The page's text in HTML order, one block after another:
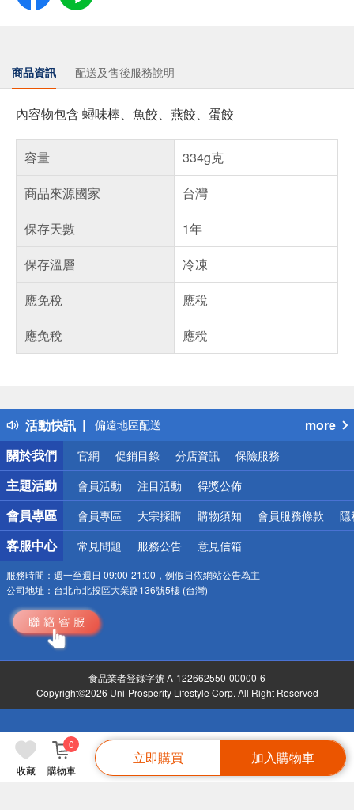
收藏 購物車
0
立即購買 加入購物車
商品資訊 配送及售後服務說明
內容物包含 蟳味棒、魚餃、燕餃、蛋餃
容量
334g克
商品來源國家
台灣
保存天數
1年
保存溫層
冷凍
應免稅
應稅
應免稅
應稅
活動快訊
詐騙網頁！請小心！
銀行優惠
偏遠地區配送
詐騙網頁！請小心！
more
關於我們
官網 促銷目錄 分店資訊 保險服務
主題活動 會員活動 注目活動 得獎公佈
會員專區 會員專區 大宗採購 購物須知 會員服務條款 隱
客服中心 常見問題 服務公告 意見信箱
服務時間： 週一至週日 09:00-21:00，例假日依網站公告為主
公司地址： 台北市北投區大業路136號5樓 (台灣)
食品業者登錄字號 A-122662550-00000-6
Copyright©2026 Uni-Prosperity Lifestyle Corp. All Right Reserved